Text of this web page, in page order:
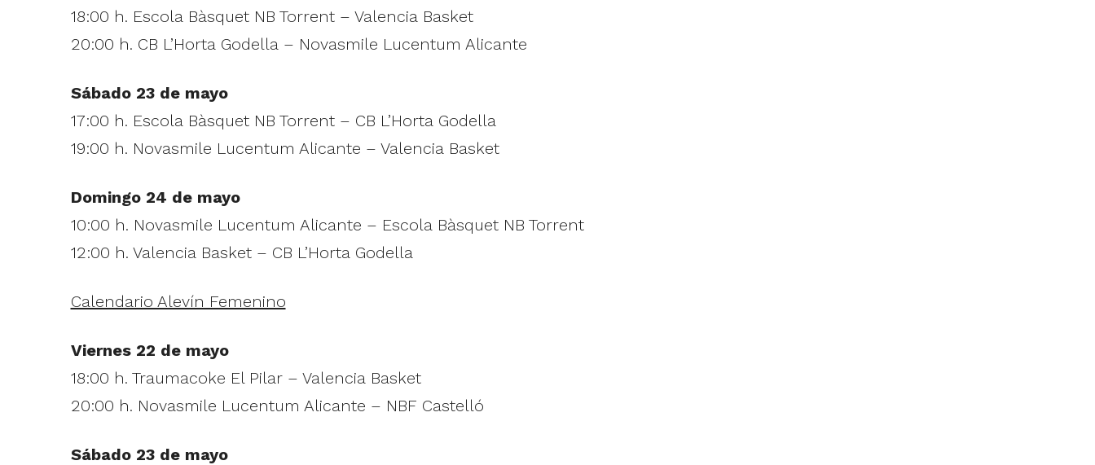
18:00 h. Escola Bàsquet NB Torrent – Valencia Basket
20:00 h. CB L’Horta Godella – Novasmile Lucentum Alicante
Sábado 23 de mayo
17:00 h. Escola Bàsquet NB Torrent – CB L’Horta Godella
19:00 h. Novasmile Lucentum Alicante – Valencia Basket
Domingo 24 de mayo
10:00 h. Novasmile Lucentum Alicante – Escola Bàsquet NB Torrent
12:00 h. Valencia Basket – CB L’Horta Godella
Calendario Alevín Femenino
Viernes 22 de mayo
18:00 h. Traumacoke El Pilar – Valencia Basket
20:00 h. Novasmile Lucentum Alicante – NBF Castelló
Sábado 23 de mayo